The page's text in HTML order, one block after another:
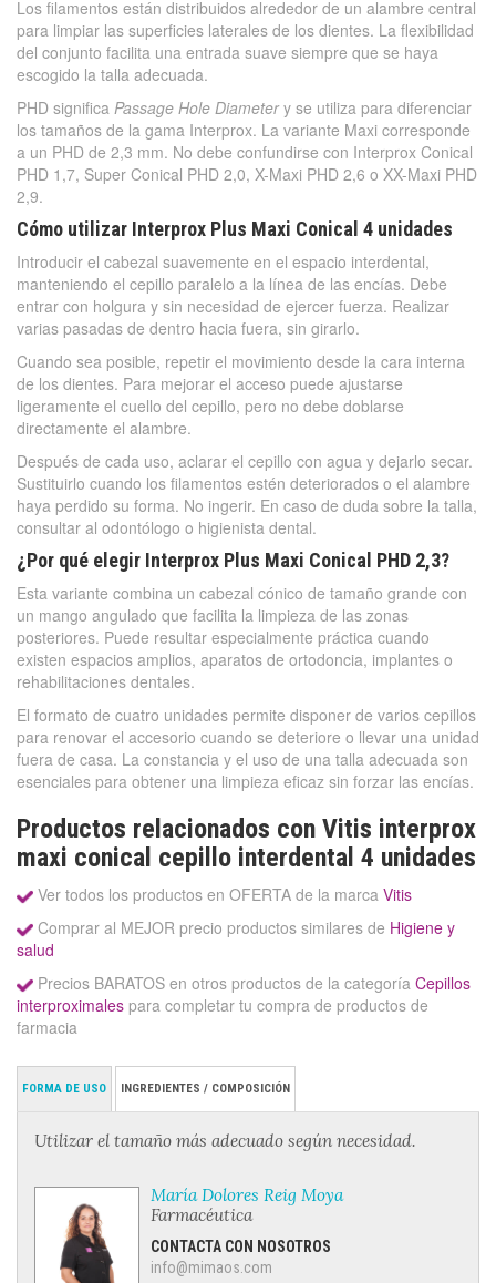
Los filamentos están distribuidos alrededor de un alambre central
para limpiar las superficies laterales de los dientes. La flexibilidad
del conjunto facilita una entrada suave siempre que se haya
escogido la talla adecuada.
PHD significa Passage Hole Diametery se utiliza para diferenciar
los tamaños de la gama Interprox. La variante Maxi corresponde
a un PHD de 2,3 mm. No debe confundirse con Interprox Conical
PHD 1,7, Super Conical PHD 2,0, X-Maxi PHD 2,6 o XX-Maxi PHD
2,9.
Cómo utilizar Interprox Plus Maxi Conical 4 unidades
Introducir el cabezal suavemente en el espacio interdental,
manteniendo el cepillo paralelo a la línea de las encías. Debe
entrar con holgura y sin necesidad de ejercer fuerza. Realizar
varias pasadas de dentro hacia fuera, sin girarlo.
Cuando sea posible, repetir el movimiento desde la cara interna
de los dientes. Para mejorar el acceso puede ajustarse
ligeramente el cuello del cepillo, pero no debe doblarse
directamente el alambre.
Después de cada uso, aclarar el cepillo con agua y dejarlo secar.
Sustituirlo cuando los filamentos estén deteriorados o el alambre
haya perdido su forma. No ingerir. En caso de duda sobre la talla,
consultar al odontólogo o higienista dental.
¿Por qué elegir Interprox Plus Maxi Conical PHD 2,3?
Esta variante combina un cabezal cónico de tamaño grande con
un mango angulado que facilita la limpieza de las zonas
posteriores. Puede resultar especialmente práctica cuando
existen espacios amplios, aparatos de ortodoncia, implantes o
rehabilitaciones dentales.
El formato de cuatro unidades permite disponer de varios cepillos
para renovar el accesorio cuando se deteriore o llevar una unidad
fuera de casa. La constancia y el uso de una talla adecuada son
esenciales para obtener una limpieza eficaz sin forzar las encías.
Productos relacionados con Vitis interprox
maxi conical cepillo interdental 4 unidades
Ver todos los productos en OFERTA de la marca Vitis
Comprar al MEJOR precio productos similares de Higiene y
salud
Precios BARATOS en otros productos de la categoría Cepillos
interproximales para completar tu compra de productos de
farmacia
FORMA DE USO INGREDIENTES / COMPOSICIÓN
Utilizar el tamaño más adecuado según necesidad.
María Dolores Reig Moya
Farmacéutica
CONTACTA CON NOSOTROS
info@mimaos.com